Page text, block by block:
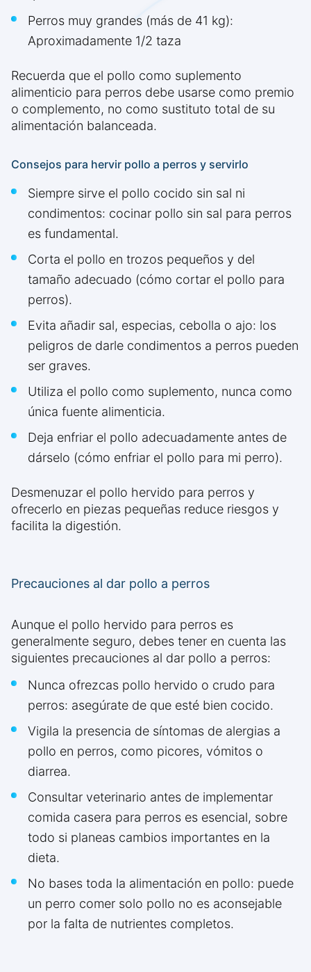
Perros muy grandes (más de 41 kg):
Aproximadamente 1/2 taza
Recuerda que el pollo como suplemento
alimenticio para perros debe usarse como premio
o complemento, no como sustituto total de su
alimentación balanceada.
Consejos para hervir pollo a perros y servirlo
Siempre sirve el pollo cocido sin sal ni
condimentos: cocinar pollo sin sal para perros
es fundamental.
Corta el pollo en trozos pequeños y del
tamaño adecuado (cómo cortar el pollo para
perros).
Evita añadir sal, especias, cebolla o ajo: los
peligros de darle condimentos a perros pueden
ser graves.
Utiliza el pollo como suplemento, nunca como
única fuente alimenticia.
Deja enfriar el pollo adecuadamente antes de
dárselo (cómo enfriar el pollo para mi perro).
Desmenuzar el pollo hervido para perros y
ofrecerlo en piezas pequeñas reduce riesgos y
facilita la digestión.
Precauciones al dar pollo a perros
Aunque el pollo hervido para perros es
generalmente seguro, debes tener en cuenta las
siguientes precauciones al dar pollo a perros:
Nunca ofrezcas pollo hervido o crudo para
perros: asegúrate de que esté bien cocido.
Vigila la presencia de síntomas de alergias a
pollo en perros, como picores, vómitos o
diarrea.
Consultar veterinario antes de implementar
comida casera para perros es esencial, sobre
todo si planeas cambios importantes en la
dieta.
No bases toda la alimentación en pollo: puede
un perro comer solo pollo no es aconsejable
por la falta de nutrientes completos.